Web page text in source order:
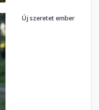
Új szeretet ember